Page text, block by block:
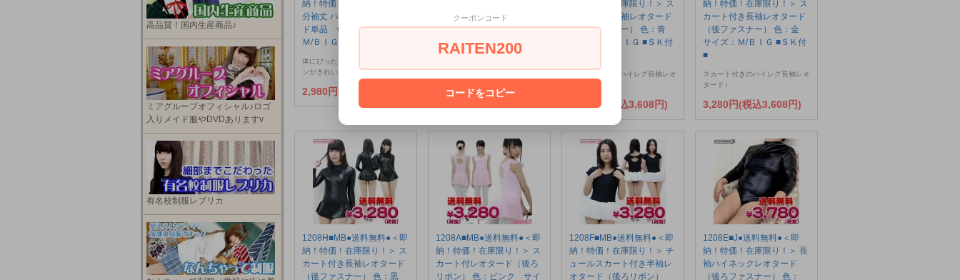
納！特価！在庫限り！＞ 七
分袖丈 ハイネックレオター
ド単品 色：黒 サイズ：
Ｍ/ＢＩＧ
体にぴったりとフィットしてライ
ンがきれいに出ますｖｖｖ
2,980円(税込3,278円)
袖ハイネックレオタード
（後ファスナー） 色：青
サイズ：ＪＵＭＢＯ
めサイズができました☆
2,980円(税込3,278円)
納！特価！在庫限り！＞ ス
カート付き長袖レオタード
（後ファスナー） 色：青
サイズ：Ｍ/ＢＩＧ ■ＳＫ付
スカート付きのハイレグ長袖レオ
3,280円(税込3,608円)
納！特価！在庫限り！＞ ス
カート付き長袖レオタード
（後ファスナー） 色：金
サイズ：Ｍ/ＢＩＧ ■ＳＫ付
■
スカート付きのハイレグ長袖レオ
タード♪
3,280円(税込3,608円)
1208H■MB●送料無料●＜即
納！特価！在庫限り！＞ ス
カート付き長袖レオタード
（後ファスナー） 色：黒
1208A■MB●送料無料●＜即
納！特価！在庫限り！＞ ス
カート付レオタード（後ろ
リボン） 色：ピンク サイ
1208F■MB●送料無料●＜即
納！特価！在庫限り！＞ チ
ュールスカート付き半袖レ
オタード（後ろリボン）
1208E■J●送料無料●＜即
納！特価！在庫限り！＞ 長
袖ハイネックレオタード
（後ろファスナー） 色：
高品質！国内生産商品♪
ミアグループオフィシャル♪ロゴ
入りメイド服やDVDありますv
有名校制服レプリカ
クーポンコード
RAITEN200
コードをコピー